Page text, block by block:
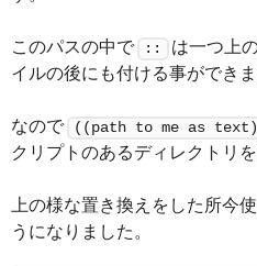
このパスの中で ::
は一つ上
イルの後にも付ける事ができま
なので ((path to me as
クリプトのあるディレクトリ
上の様な置き換えをした所今
うになりました。